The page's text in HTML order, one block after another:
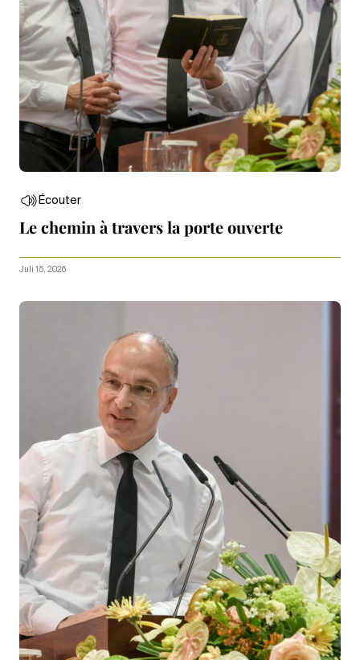
Écouter
Le chemin à travers la porte ouverte
Juli 15, 2026